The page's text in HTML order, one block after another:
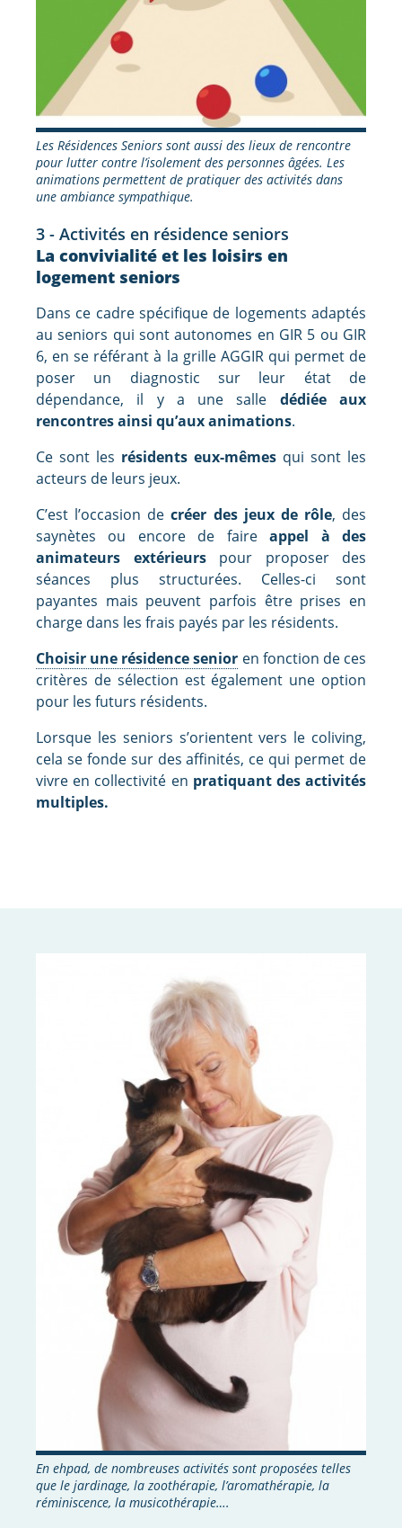
3 - Activités en résidence seniors
La convivialité et les loisirs en
logement seniors
Dans ce cadre spécifique de logements adaptés
au seniors qui sont autonomes en GIR 5 ou GIR
6, en se référant à la grille AGGIR qui permet de
poser un diagnostic sur leur état de
dépendance, il y a une salle dédiée aux
rencontres ainsi qu’aux animations.
Ce sont les résidents eux-mêmes qui sont les
acteurs de leurs jeux.
C’est l’occasion decréer des jeux de rôle, des
saynètes ou encore de faireappel à des
animateurs extérieurspour proposer des
séances plus structurées. Celles-ci sont
payantes mais peuvent parfois être prises en
charge dans les frais payés par les résidents.
Choisir une résidence senior en fonction de ces
critères de sélection est également une option
pour les futurs résidents.
Lorsque les seniors s’orientent vers le coliving,
cela se fonde sur des affinités, ce qui permet de
vivre en collectivité en pratiquant des activités
multiples.
Les Résidences Seniors sont aussi des lieux de rencontre
pour lutter contre l’isolement des personnes âgées. Les
animations permettent de pratiquer des activités dans
une ambiance sympathique.
En ehpad, de nombreuses activités sont proposées telles
que le jardinage, la zoothérapie, l’aromathérapie, la
réminiscence, la musicothérapie….